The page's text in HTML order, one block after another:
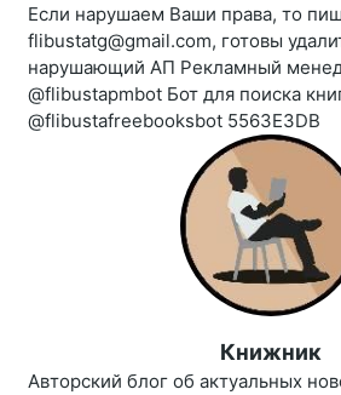
Если нарушаем Ваши права, то
flibustatg@gmail.com, готовы
нарушающий АП Рекламный
@flibustapmbot Бот для поиска
@flibustafreebooksbot 5563E3DB
Книжник
Авторский блог об актуальных